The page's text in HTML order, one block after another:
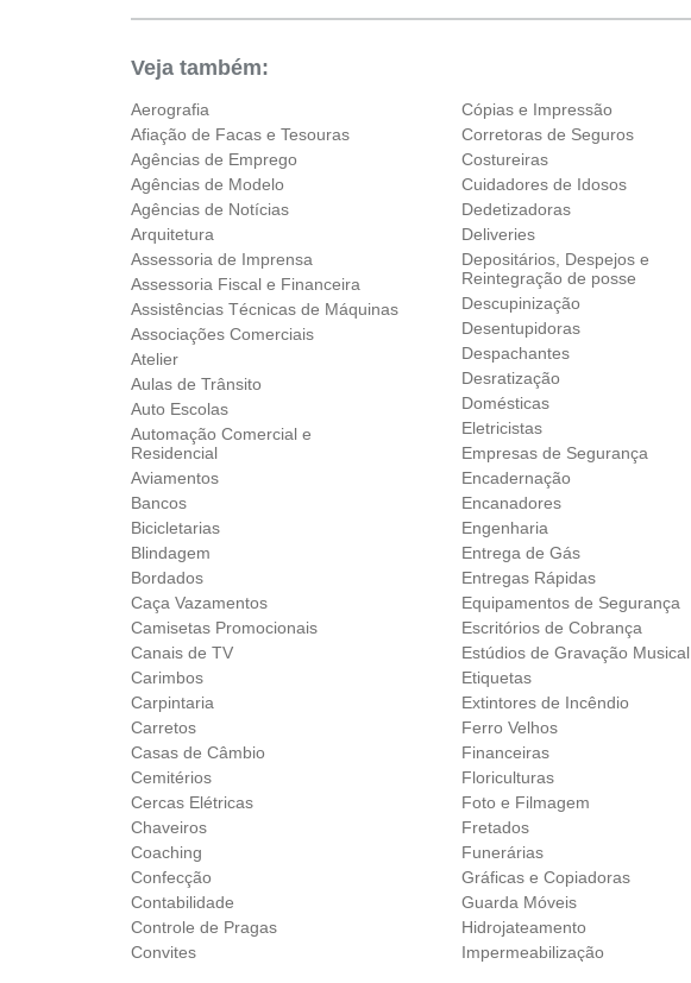
Dom:
Fechado
Veja também:
Aerografia
Afiação de Facas e Tesouras
Agências de Emprego
Agências de Modelo
Agências de Notícias
Arquitetura
Assessoria de Imprensa
Assessoria Fiscal e Financeira
Assistências Técnicas de Máquinas
Associações Comerciais
Atelier
Aulas de Trânsito
Auto Escolas
Automação Comercial e
Residencial
Aviamentos
Bancos
Bicicletarias
Blindagem
Bordados
Caça Vazamentos
Camisetas Promocionais
Canais de TV
Carimbos
Carpintaria
Carretos
Casas de Câmbio
Cemitérios
Cercas Elétricas
Chaveiros
Coaching
Confecção
Contabilidade
Controle de Pragas
Convites
Cópias e Impressão
Corretoras de Seguros
Costureiras
Cuidadores de Idosos
Dedetizadoras
Deliveries
Depositários, Despejos e
Reintegração de posse
Descupinização
Desentupidoras
Despachantes
Desratização
Domésticas
Eletricistas
Empresas de Segurança
Encadernação
Encanadores
Engenharia
Entrega de Gás
Entregas Rápidas
Equipamentos de Segurança
Escritórios de Cobrança
Estúdios de Gravação Musical
Etiquetas
Extintores de Incêndio
Ferro Velhos
Financeiras
Floriculturas
Foto e Filmagem
Fretados
Funerárias
Gráficas e Copiadoras
Guarda Móveis
Hidrojateamento
Impermeabilização